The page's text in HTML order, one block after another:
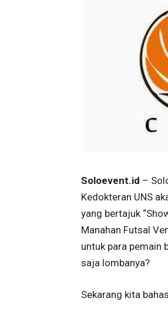
Soloevent.id –
Kedokteran UNS
yang bertajuk
Manahan Futsal
untuk para pemain
saja lombanya?
Sekarang kita